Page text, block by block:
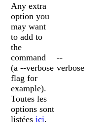
Any extra
option you
may want
to add to
the
command
(a --verbose
flag for
example).
Toutes les
options sont
listées ici.
--
verbose